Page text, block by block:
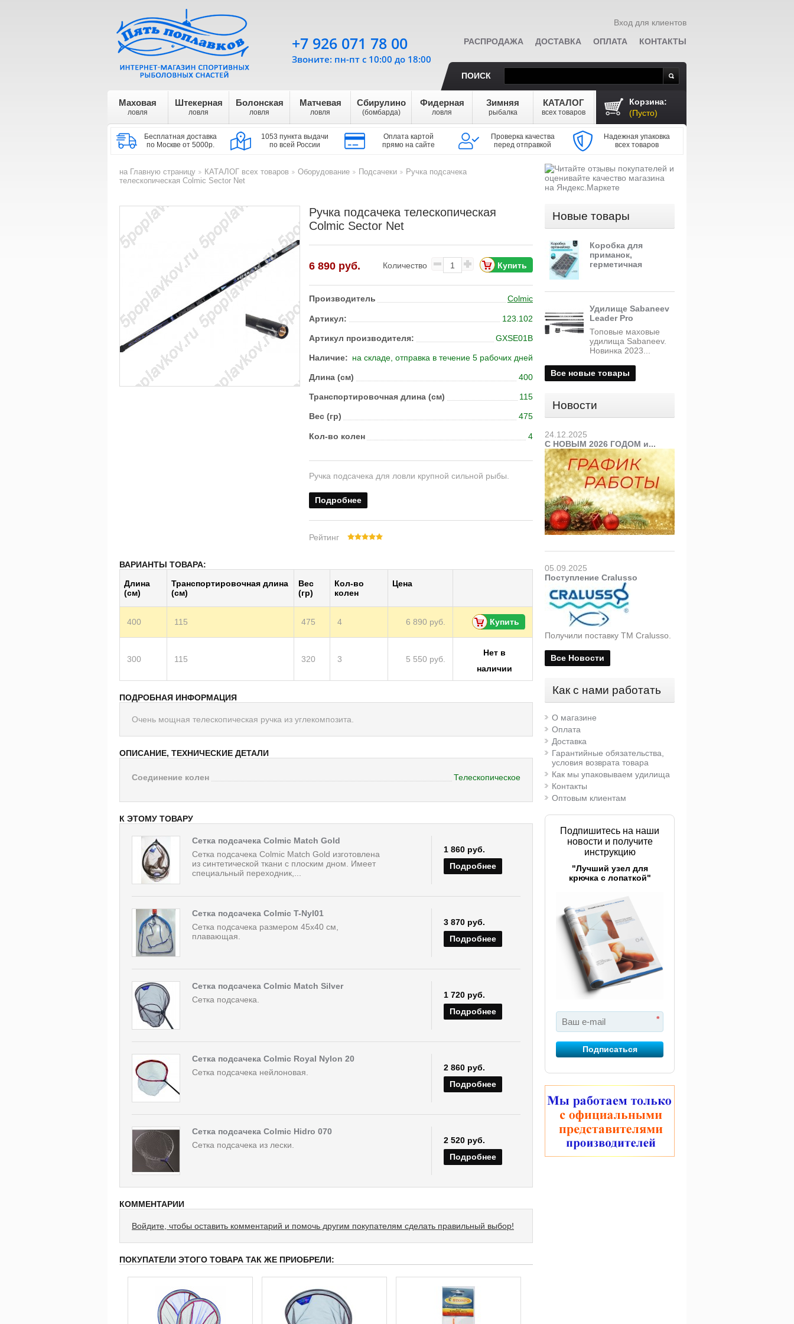
Вход для клиентов
Корзина:
(Пусто)
РАСПРОДАЖА ДОСТАВКА ОПЛАТА КОНТАКТЫ
ПОИСК
Маховая
ловля
Штекерная
ловля
Болонская
ловля
Матчевая
ловля
Сбирулино
(бомбарда)
Фидерная
ловля
Зимняя
рыбалка
КАТАЛОГ
всех товаров
Бесплатная доставка
по Москве от 5000р.
1053 пункта выдачи
по всей России
Оплата картой
прямо на сайте
Проверка качества
перед отправкой
Надежная упаковка
всех товаров
+7 926 071 78 00
Звоните: пн-пт с 10:00 до 18:00
на Главную страницу
>
КАТАЛОГ всех товаров
Оборудование
Подсачеки
Ручка подсачека
телескопическая Colmic Sector Net
Ручка подсачека телескопическая
Colmic Sector Net
6 890 руб. Количество
Производитель Colmic
Артикул: 123.102
Артикул производителя: GXSE01B
Наличие: на складе, отправка в течение 5 рабочих дней
Длина (см) 400
Транс­пор­тиро­воч­ная длина (см) 115
Вес (гр) 475
Кол-во колен 4
Ручка подсачека для ловли крупной сильной рыбы.
Подробнее
Рейтинг
ВАРИАНТЫ ТОВАРА:
Длина
(см)
Транс­пор­тиро­воч­ная длина
(см)
Вес
(гр)
Кол-во
колен
Цена
400 115 475 4 6 890 руб. Купить
300 115 320 3 5 550 руб.
Нет в
наличии
ПОДРОБНАЯ ИНФОРМАЦИЯ
Очень мощная телескопическая ручка из углекомпозита.
ОПИСАНИЕ, ТЕХНИЧЕСКИЕ ДЕТАЛИ
Соединение колен Телескопическое
К ЭТОМУ ТОВАРУ
Сетка подсачека Colmic Match Gold
Сетка подсачека Colmic Match Gold изготовлена
из синтетической ткани с плоским дном. Имеет
специальный переходник,...
1 860 руб.
Подробнее
Сетка подсачека Colmic T-Nyl01
Сетка подсачека размером 45х40 см,
плавающая.
3 870 руб.
Подробнее
Сетка подсачека Colmic Match Silver
Сетка подсачека.
1 720 руб.
Подробнее
Сетка подсачека Colmic Royal Nylon 20
Сетка подсачека нейлоновая.
2 860 руб.
Подробнее
Сетка подсачека Colmic Hidro 070
Сетка подсачека из лески.
2 520 руб.
Подробнее
КОММЕНТАРИИ
Войдите, чтобы оставить комментарий и помочь другим покупателям сделать правильный выбор!
ПОКУПАТЕЛИ ЭТОГО ТОВАРА ТАК ЖЕ ПРИОБРЕЛИ:
Новые товары
Коробка для
приманок,
герметичная
Удилище Sabaneev
Leader Pro
Топовые маховые
удилища Sabaneev.
Новинка 2023...
Все новые товары
Новости
24.12.2025
С НОВЫМ 2026 ГОДОМ и...
05.09.2025
Поступление Cralusso
Получили поставку ТМ Cralusso.
Все Новости
Как с нами работать
О магазине
Оплата
Доставка
Гарантийные обязательства,
условия возврата товара
Как мы упаковываем удилища
Контакты
Оптовым клиентам
Подпишитесь на наши
новости и получите
инструкцию
"Лучший узел для
крючка с лопаткой"
*
Подписаться